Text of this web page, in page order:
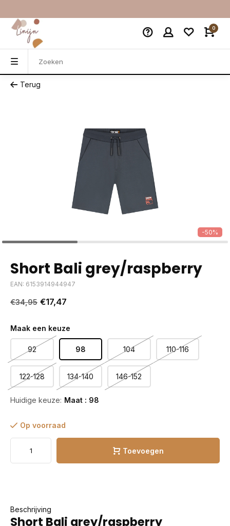
0
Terug
-50%
Short Bali grey/raspberry
EAN: 6153914944947
€34,95 €17,47
Maak een keuze
92 98 104 110-116
122-128 134-140 146-152
Huidige keuze: Maat : 98
Op voorraad
Toevoegen
Beschrijving
Short Bali grey/raspberry